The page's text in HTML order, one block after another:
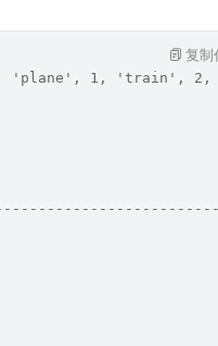
'plane', 1, 'train',
复制